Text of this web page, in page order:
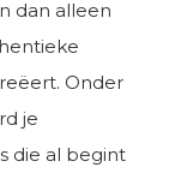
dan alleen
Onder
je
die al begint